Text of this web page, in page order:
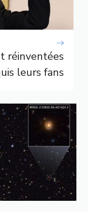
réinventées
leurs fans